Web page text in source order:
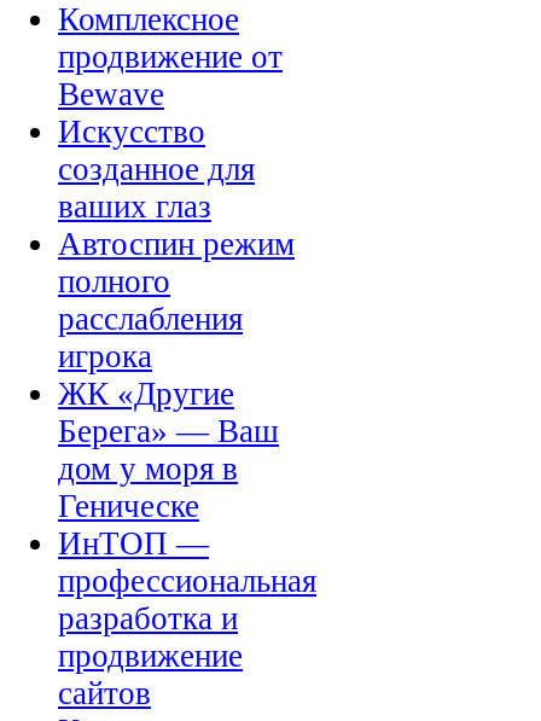
Комплексное
продвижение от
Bewave
Искусство
созданное для
ваших глаз
Автоспин режим
полного
расслабления
игрока
ЖК «Другие
Берега» — Ваш
дом у моря в
Геническе
ИнТОП —
профессиональная
разработка и
продвижение
сайтов